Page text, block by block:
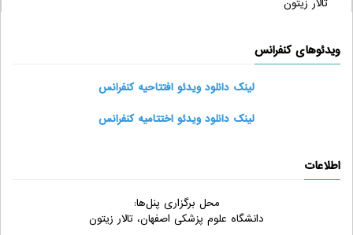
تالار زیتون
ویدئوهای کنفرانس
لینک دانلود ویدئو افتتاحیه کنفرانس
لینک دانلود ویدئو اختتامیه کنفرانس
اطلاعات
محل برگزاری پنل‌ها:
دانشگاه علوم پزشکی اصفهان، تالار زیتون